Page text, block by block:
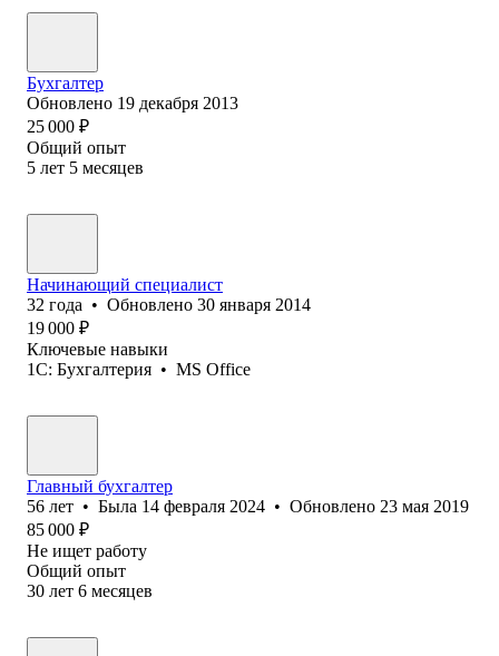
Бухгалтер
Обновлено 19 декабря 2013
25 000 ₽
Общий опыт
5 лет 5 месяцев
Начинающий специалист
32 года • Обновлено 30 января 2014
19 000 ₽
Ключевые навыки
1C: Бухгалтерия • MS Office
Главный бухгалтер
56 лет • Была 14 февраля 2024 • Обновлено 23 мая 2019
85 000 ₽
Не ищет работу
Общий опыт
30 лет 6 месяцев